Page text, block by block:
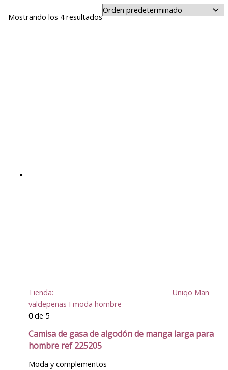
Mostrando los 4 resultados
Tienda:
Uniqo Man
valdepeñas I moda hombre
0de 5
Camisa de gasa de algodón de manga larga para
hombre ref 225205
Moda y complementos